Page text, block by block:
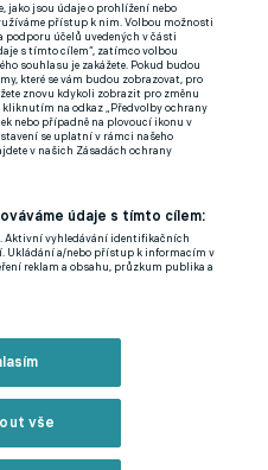
a žurnalistika
jako jsou údaje o prohlížení nebo
přístup k nim. Volbou možnosti
podporu účelů uvedených v části
s tímto cílem“, zatímco volbou
souhlasu je zakážete. Pokud budou
které se vám budou zobrazovat, pro
znovu kdykoli zobrazit pro změnu
na odkaz „Předvolby ochrany
nebo případně na plovoucí ikonu v
se uplatní v rámci našeho
v našich Zásadách ochrany
údaje s tímto cílem:
Aktivní vyhledávání identifikačních
Ukládání a/nebo přístup k informacím v
reklam a obsahu, průzkum publika a
vše